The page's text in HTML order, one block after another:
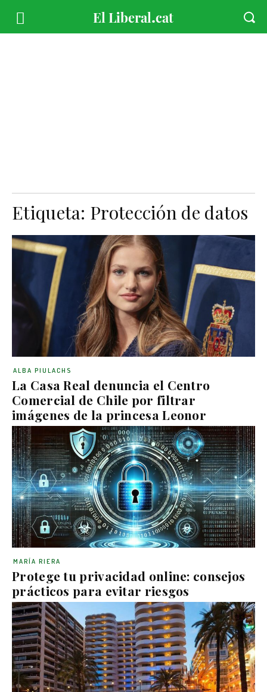
Etiqueta: Protección de datos
La Casa Real denuncia el Centro
Comercial de Chile por filtrar
imágenes de la princesa Leonor
ALBA PIULACHS
Protege tu privacidad online: consejos
prácticos para evitar riesgos
MARÍA RIERA